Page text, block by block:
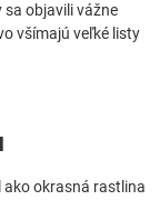
objavili vážne
všímajú veľké listy
ako okrasná rastlina